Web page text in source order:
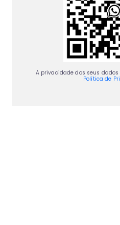
A privacidade dos seus
Política de